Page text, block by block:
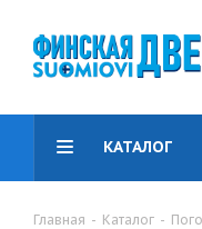
КАТАЛОГ
Главная - Каталог -